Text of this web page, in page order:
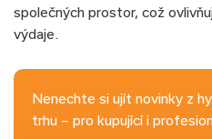
společných prostor, což
výdaje.
Nenechte si ujít novinky z
trhu – pro kupující i